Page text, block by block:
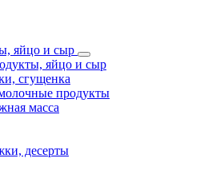
яйцо и сыр
яйцо и сыр
сгущенка
продукты
масса
десерты